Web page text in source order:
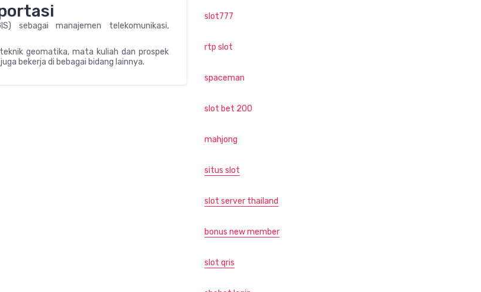
sebagai manajemen telekomunikasi,
geomatika, mata kuliah dan prospek
bekerja di bebagai bidang lainnya.
slot777
rtp slot
spaceman
slot bet 200
mahjong
situs slot
slot server thailand
bonus new member
slot qris